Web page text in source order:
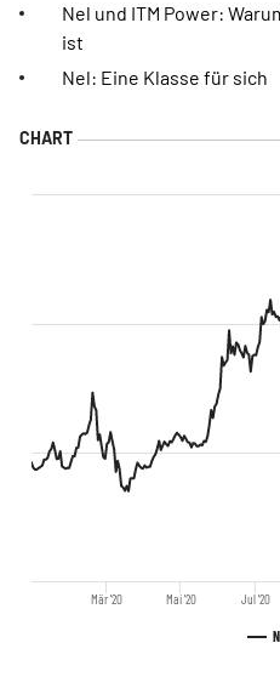
Nel und ITM Power:
ist
Nel: Eine Klasse für sich
Mär '20 Mai '20 Jul '20